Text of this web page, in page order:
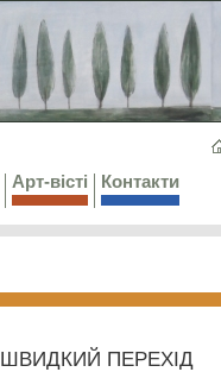
Арт-вісті Контакти
ШВИДКИЙ ПЕРЕХІД